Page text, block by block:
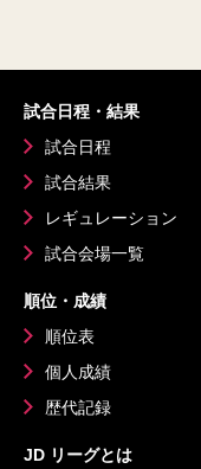
試合日程・結果
試合日程
試合結果
レギュレーション
試合会場一覧
順位・成績
順位表
個人成績
歴代記録
JD リーグとは